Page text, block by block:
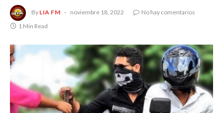
By LIA FM noviembre 18, 2022
No hay comentarios
1 Min Read